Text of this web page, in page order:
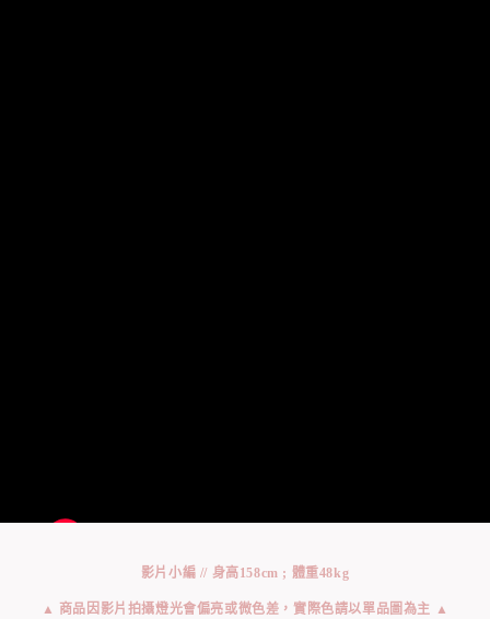
影片小編 // 身高158cm ; 體重48kg
▲ 商品因影片拍攝燈光會偏亮或微色差，實際色請以單品圖為主 ▲